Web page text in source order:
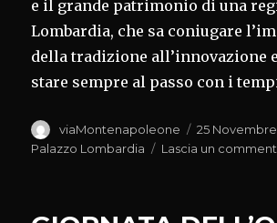
e il grande patrimonio di una
Lombardia, che sa coniugare
della tradizione all’innovazione
stare sempre al passo con i
Autore
viaMontenapoleone
Pubblicato
il
25 Novembre
Palazzo Lombardia
Lascia un